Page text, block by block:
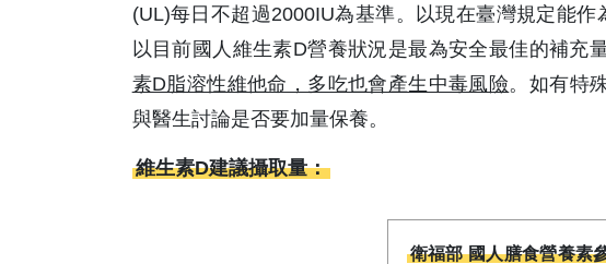
(UL)每日不超過2000IU為基準。以現在臺灣規定能
以目前國人維生素D營養狀況是最為安全最佳的補充量
素D脂溶性維他命，多吃也會產生中毒風險。如有特
與醫生討論是否要加量保養。
維生素D建議攝取量：
衛福部 國人膳食營養素